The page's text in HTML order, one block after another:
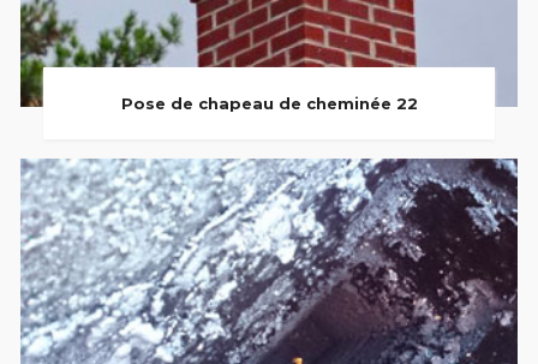
Pose de chapeau de cheminée 22